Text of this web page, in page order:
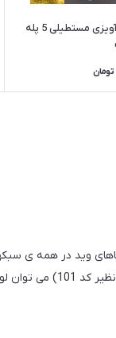
لوستر مدرن آویزی مستطیلی 5 پله
تومان
ارتفاع این لوسترهای عموما بیشتر از 200
مدرن و فوق مدرن با توجه به انعطاف پذیری و